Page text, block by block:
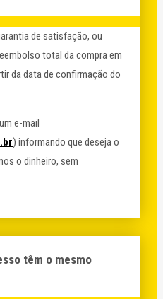
de satisfação, ou
total da compra em
da data de confirmação do
e-mail
) informando que deseja o
o dinheiro, sem
têm o mesmo